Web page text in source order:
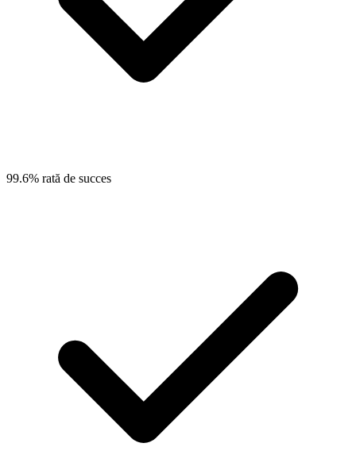
99.6% rată de succes